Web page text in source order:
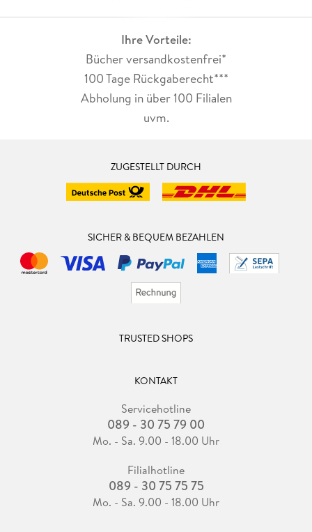
Ihre Vorteile:
Bücher versandkostenfrei*
100 Tage Rückgaberecht***
Abholung in über 100 Filialen
uvm.
ZUGESTELLT DURCH
SICHER & BEQUEM BEZAHLEN
TRUSTED SHOPS
KONTAKT
Servicehotline
089 - 30 75 79 00
Mo. - Sa. 9.00 - 18.00 Uhr
Filialhotline
089 - 30 75 75 75
Mo. - Sa. 9.00 - 18.00 Uhr